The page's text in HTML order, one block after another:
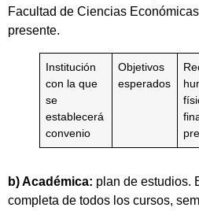
Facultad de Ciencias
presente.
Institución
con la que
se
establecerá
convenio
Objetivos
esperados
b) Académica: plan de estudios.
completa de todos los cursos,